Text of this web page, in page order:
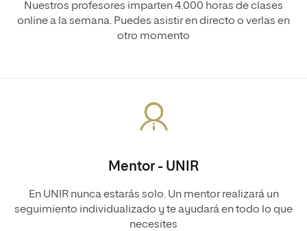
Nuestros profesores imparten 4.000 horas de clases
online a la semana. Puedes asistir en directo o verlas en
otro momento
Mentor - UNIR
En UNIR nunca estarás solo. Un mentor realizará un
seguimiento individualizado y te ayudará en todo lo que
necesites